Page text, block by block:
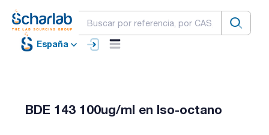
España
BDE 143 100ug/ml en Iso-octano